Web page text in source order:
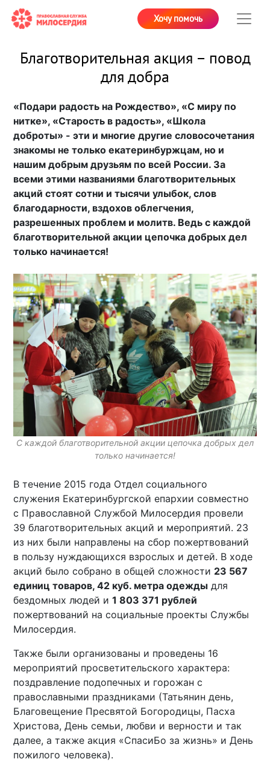
Хочу помочь
Благотворительная акция – повод
для добра
«Подари радость на Рождество», «С миру по
нитке», «Старость в радость», «Школа
доброты» - эти и многие другие словосочетания
знакомы не только екатеринбуржцам, но и
нашим добрым друзьям по всей России. За
всеми этими названиями благотворительных
акций стоят сотни и тысячи улыбок, слов
благодарности, вздохов облегчения,
разрешенных проблем и молитв. Ведь с каждой
благотворительной акции цепочка добрых дел
только начинается!
С каждой благотворительной акции цепочка добрых дел
только начинается!
В течение 2015 года Отдел социального
служения Екатеринбургской епархии совместно
с Православной Службой Милосердия провели
39 благотворительных акций и мероприятий. 23
из них были направлены на сбор пожертвований
в пользу нуждающихся взрослых и детей. В ходе
акций было собрано в общей сложности 23 567
единиц товаров, 42 куб. метра одежды для
бездомных людей и1 803 371 рублей
пожертвований на социальные проекты Службы
Милосердия.
Также были организованы и проведены 16
мероприятий просветительского характера:
поздравление подопечных и горожан с
православными праздниками (Татьянин день,
Благовещение Пресвятой Богородицы, Пасха
Христова, День семьи, любви и верности и так
далее, а также акция «СпасиБо за жизнь» и День
пожилого человека).